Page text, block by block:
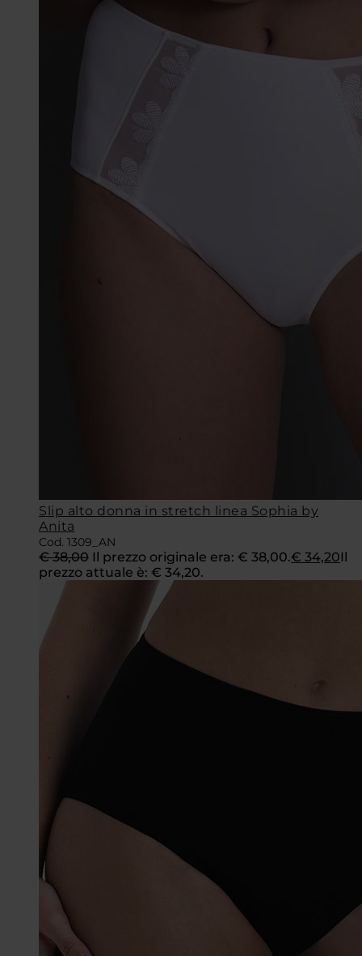
Slip alto donna in stretch linea Sophia by
Anita
Cod. 1309_AN
€38,00 Il prezzo originale era: € 38,00.€ 34,20Il
prezzo attuale è: € 34,20.